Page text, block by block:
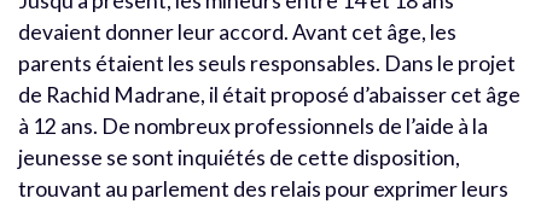
devaient donner leur accord. Avant cet âge, les
parents étaient les seuls responsables. Dans le projet
de Rachid Madrane, il était proposé d’abaisser cet âge
à 12 ans. De nombreux professionnels de l’aide à la
jeunesse se sont inquiétés de cette disposition,
trouvant au parlement des relais pour exprimer leurs